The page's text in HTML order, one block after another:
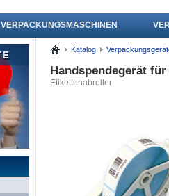
VERPACKUNGSMASCHINEN
Katalog
Handspendegerät
Etikettenabroller